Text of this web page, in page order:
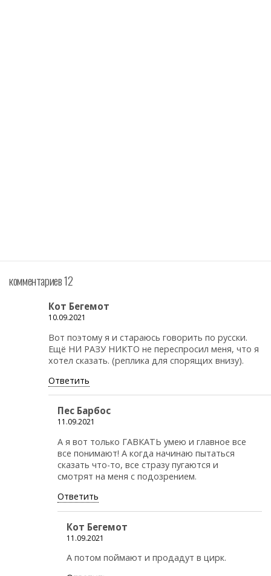
комментариев 12
Кот Бегемот
10.09.2021
Вот поэтому я и стараюсь говорить по русски.
Ещё НИ РАЗУ НИКТО не переспросил меня, что я
хотел сказать. (реплика для спорящих внизу).
Ответить
Пес Барбос
11.09.2021
А я вот только ГАВКАТЬ умею и главное все
все понимают! А когда начинаю пытаться
сказать что-то, все стразу пугаются и
смотрят на меня с подозрением.
Ответить
Кот Бегемот
11.09.2021
А потом поймают и продадут в цирк.